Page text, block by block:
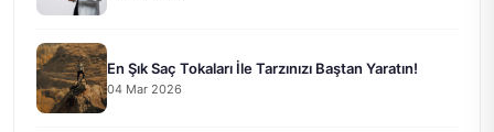
En Şık Saç Tokaları İle Tarzınızı Baştan Yaratın!
04 Mar 2026